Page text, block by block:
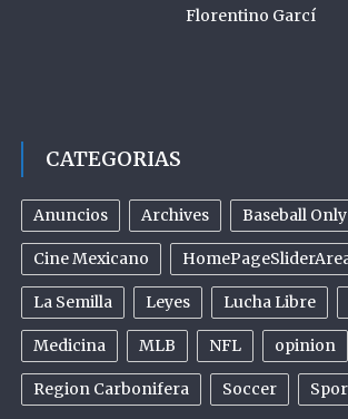
Florentino Garcí
CATEGORIAS
Anuncios Archives Baseball Only
Cine Mexicano
La Semilla Leyes Lucha Libre
Medicina MLB NFL opinion
Region Carbonifera Soccer